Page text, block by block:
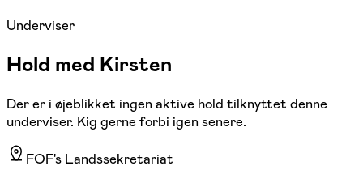
Underviser
Hold med Kirsten
Der er i øjeblikket ingen aktive hold tilknyttet denne
underviser. Kig gerne forbi igen senere.
FOF's Landssekretariat